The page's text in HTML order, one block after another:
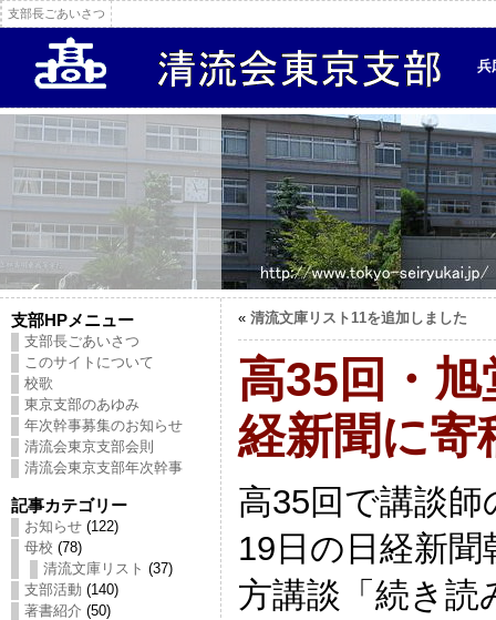
支部長ごあいさつ
兵
支部HPメニュー
支部長ごあいさつ
このサイトについて
校歌
東京支部のあゆみ
年次幹事募集のお知らせ
清流会東京支部会則
清流会東京支部年次幹事
記事カテゴリー
お知らせ (122)
母校 (78)
清流文庫リスト (37)
支部活動 (140)
著書紹介 (50)
« 清流文庫リスト11を追加しました
高35回・
経新聞に寄
高35回で講談
19日の日経新
方講談「続き読